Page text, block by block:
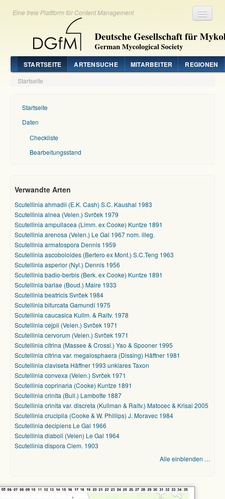
Eine freie Plattform für Content Management
STARTSEITE ARTENSUCHE MITARBEITER REGIONEN
Startseite
Startseite
Daten
Checkliste
Bearbeitungsstand
Verwandte Arten
Scutellinia ahmadii (E.K. Cash) S.C. Kaushal 1983
Scutellinia alnea (Velen.) Svrček 1979
Scutellinia ampullacea (Limm. ex Cooke) Kuntze 1891
Scutellinia arenosa (Velen.) Le Gal 1967 nom. illeg.
Scutellinia armatospora Dennis 1959
Scutellinia ascoboloides (Bertero ex Mont.) S.C.Teng 1963
Scutellinia asperior (Nyl.) Dennis 1956
Scutellinia badio-berbis (Berk. ex Cooke) Kuntze 1891
Scutellinia barlae (Boud.) Maire 1933
Scutellinia beatricis Svrček 1984
Scutellinia bifurcata Gamundí 1975
Scutellinia caucasica Kullm. & Raitv. 1978
Scutellinia cejpii (Velen.) Svrček 1971
Scutellinia cervorum (Velen.) Svrček 1971
Scutellinia citrina (Massee & Crossl.) Yao & Spooner 1995
Scutellinia citrina var. megalosphaera (Dissing) Häffner 1981
Scutellinia claviseta Häffner 1993 unklares Taxon
Scutellinia convexa (Velen.) Svrček 1971
Scutellinia coprinaria (Cooke) Kuntze 1891
Scutellinia crinita (Bull.) Lambotte 1887
Scutellinia crinita var. discreta (Kullman & Raitv.) Matocec & Krisai 2005
Scutellinia crucipila (Cooke & W. Phillips) J. Moravec 1984
Scutellinia decipiens Le Gal 1966
Scutellinia diaboli (Velen) Le Gal 1964
Scutellinia dispora Clem. 1903
Alle einblenden …